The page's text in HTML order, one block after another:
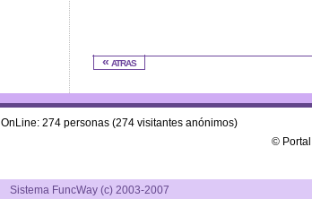
« atras
OnLine: 274 personas (274 visitantes anónimos)
©
Sistema FuncWay (c) 2003-2007